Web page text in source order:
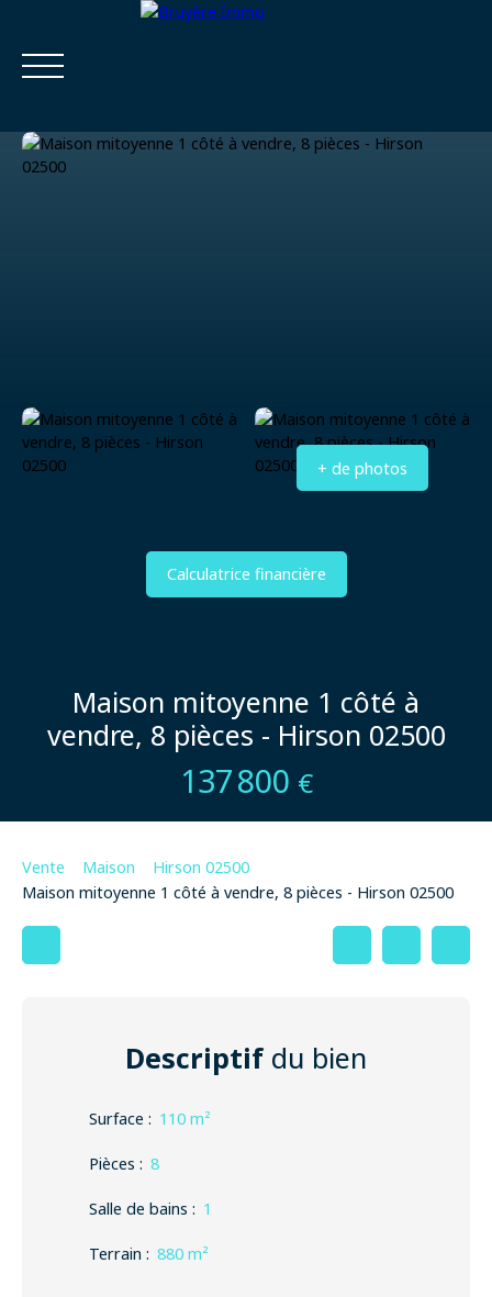
+ de photos
Calculatrice financière
Maison mitoyenne 1 côté à
vendre, 8 pièces - Hirson 02500
137 800 €
Vente Maison
Hirson 02500
Maison mitoyenne 1 côté à vendre, 8 pièces - Hirson 02500
Descriptifdu bien
Surface : 110 m²
Pièces : 8
Salle de bains : 1
Terrain : 880 m²